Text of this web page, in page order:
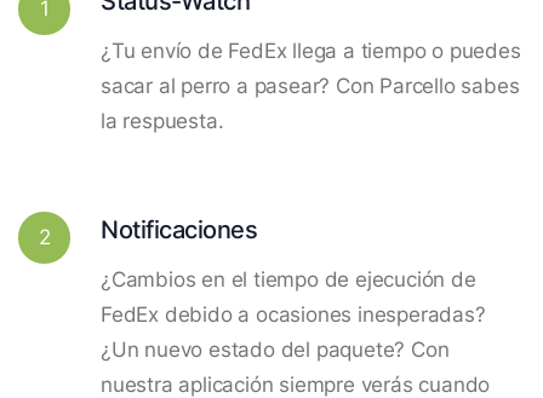
1
¿Tu envío de FedEx llega a tiempo o puedes
sacar al perro a pasear? Con Parcello sabes
la respuesta.
2 Notificaciones
¿Cambios en el tiempo de ejecución de
FedEx debido a ocasiones inesperadas?
¿Un nuevo estado del paquete? Con
nuestra aplicación siempre verás cuando